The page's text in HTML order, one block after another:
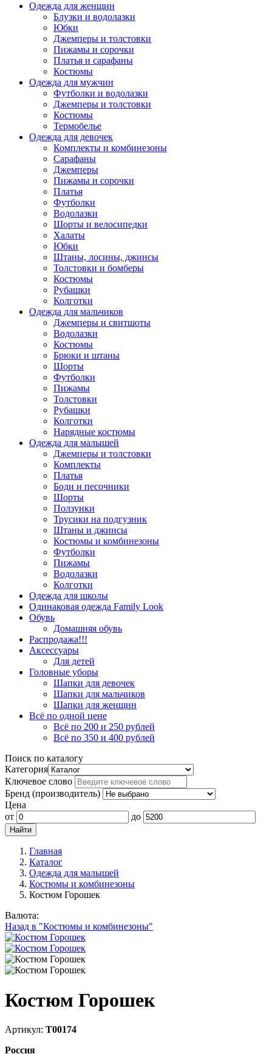
Одежда для женщин
Блузки и водолазки
Юбки
Джемперы и толстовки
Пижамы и сорочки
Платья и сарафаны
Костюмы
Одежда для мужчин
Футболки и водолазки
Джемперы и толстовки
Костюмы
Термобелье
Одежда для девочек
Комплекты и комбинезоны
Сарафаны
Джемперы
Пижамы и сорочки
Платья
Футболки
Водолазки
Шорты и велосипедки
Халаты
Юбки
Штаны, лосины, джинсы
Толстовки и бомберы
Костюмы
Рубашки
Колготки
Одежда для мальчиков
Джемперы и свитшоты
Водолазки
Костюмы
Брюки и штаны
Шорты
Футболки
Пижамы
Толстовки
Рубашки
Колготки
Нарядные костюмы
Одежда для малышей
Джемперы и толстовки
Комплекты
Платья
Боди и песочники
Шорты
Ползунки
Трусики на подгузник
Штаны и джинсы
Костюмы и комбинезоны
Футболки
Пижамы
Водолазки
Колготки
Одежда для школы
Одинаковая одежда Family Look
Обувь
Домашняя обувь
Распродажа!!!
Аксессуары
Для детей
Головные уборы
Шапки для девочек
Шапки для мальчиков
Шапки для женщин
Всё по одной цене
Всё по 200 и 250 рублей
Всё по 350 и 400 рублей
Поиск по каталогу
Категория
Ключевое слово
Бренд (производитель)
Цена
от
до
Главная
Каталог
Одежда для малышей
Костюмы и комбинезоны
Костюм Горошек
Валюта:
Назад в "Костюмы и комбинезоны"
Костюм Горошек
Артикул: Т00174
Россия